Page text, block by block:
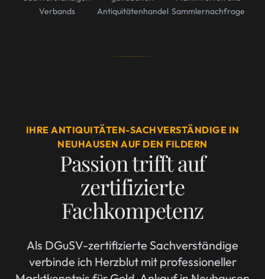
Verbands
Antiquitätenhandel Sammlernachfrage
IHRE ANTIQUITÄTEN-SACHVERSTÄNDIGE IN
NEUHAUSEN AUF DEN FILDERN
Passion trifft auf
zertifizierte
Fachkompetenz
Als DGuSV-zertifizierte Sachverständige
verbinde ich Herzblut mit professioneller